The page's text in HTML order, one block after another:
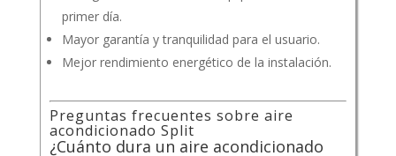
primer día.
Mayor garantía y tranquilidad para el usuario.
Mejor rendimiento energético de la instalación.
Preguntas frecuentes sobre aire
acondicionado Split
¿Cuánto dura un aire acondicionado